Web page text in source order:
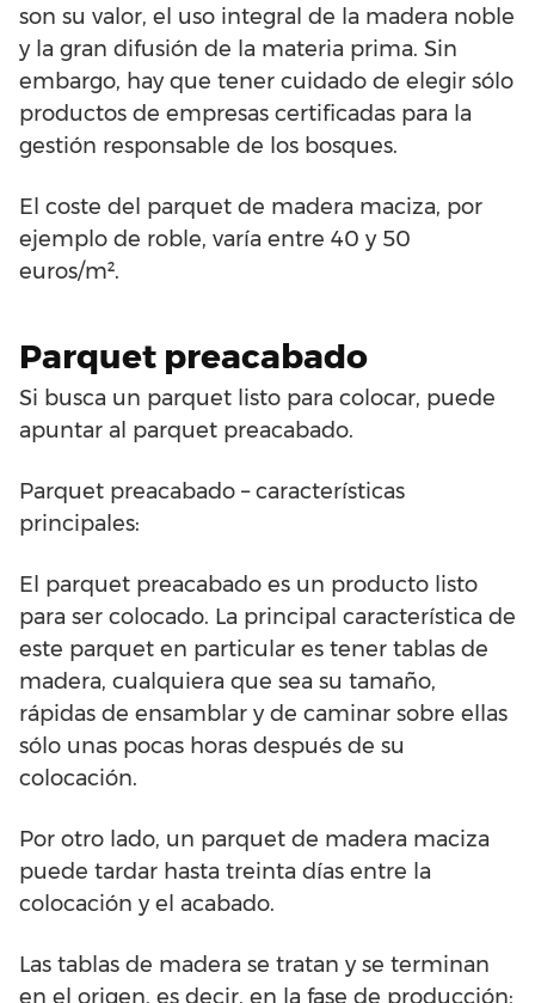
son su valor, el uso integral de la madera noble
y la gran difusión de la materia prima. Sin
embargo, hay que tener cuidado de elegir sólo
productos de empresas certificadas para la
gestión responsable de los bosques.
El coste del parquet de madera maciza, por
ejemplo de roble, varía entre 40 y 50
euros/m².
Parquet preacabado
Si busca un parquet listo para colocar, puede
apuntar al parquet preacabado.
Parquet preacabado – características
principales:
El parquet preacabado es un producto listo
para ser colocado. La principal característica de
este parquet en particular es tener tablas de
madera, cualquiera que sea su tamaño,
rápidas de ensamblar y de caminar sobre ellas
sólo unas pocas horas después de su
colocación.
Por otro lado, un parquet de madera maciza
puede tardar hasta treinta días entre la
colocación y el acabado.
Las tablas de madera se tratan y se terminan
en el origen, es decir, en la fase de producción;